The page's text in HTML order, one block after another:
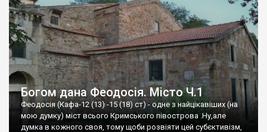
Богом дана Феодосія. Місто Ч.1
Феодосія (Кафа-12 (13) -15 (18) ст) - одне з найцікавіших (на
мою думку) міст всього Кримського півострова .Ну,але
думка в кожного своя, тому щоби розвіяти цей субєктивізм,